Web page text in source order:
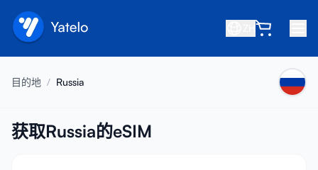
关于我们
目的地 / Russia
获取Russia的eSIM